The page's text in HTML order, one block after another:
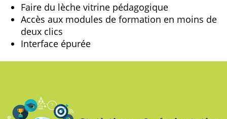
Faire du lèche vitrine pédagogique
Accès aux modules de formation en moins de
deux clics
Interface épurée